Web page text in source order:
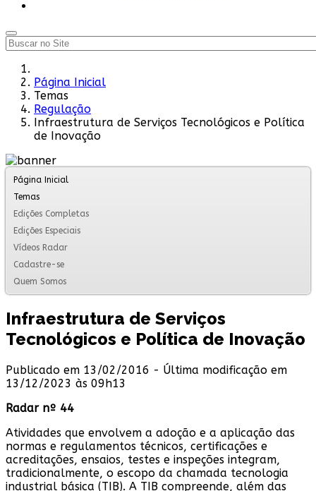
Página Inicial
Temas
Regulação
Infraestrutura de Serviços Tecnológicos e Política
de Inovação
Página Inicial
Temas
Edições Completas
Edições Especiais
Vídeos Radar
Cadastre-se
Quem Somos
Infraestrutura de Serviços
Tecnológicos e Política de Inovação
Publicado em 13/02/2016 - Última modificação em
13/12/2023 às 09h13
Radar nº 44
Atividades que envolvem a adoção e a aplicação das
normas e regulamentos técnicos, certificações e
acreditações, ensaios, testes e inspeções integram,
tradicionalmente, o escopo da chamada tecnologia
industrial básica (TIB). A TIB compreende, além das